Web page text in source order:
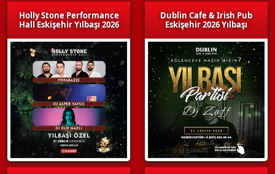
Holly Stone Performance
Hall Eskişehir Yılbaşı 2026
Dublin Cafe & Irish Pub
Eskişehir 2026 Yılbaşı